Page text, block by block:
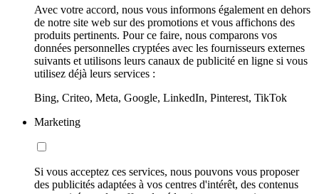
Avec votre accord, nous vous informons également en dehors
de notre site web sur des promotions et vous affichons des
produits pertinents. Pour ce faire, nous comparons vos
données personnelles cryptées avec les fournisseurs externes
suivants et utilisons leurs canaux de publicité en ligne si vous
utilisez déjà leurs services :
Bing, Criteo, Meta, Google, LinkedIn, Pinterest, TikTok
Marketing
Si vous acceptez ces services, nous pouvons vous proposer
des publicités adaptées à vos centres d'intérêt, des contenus